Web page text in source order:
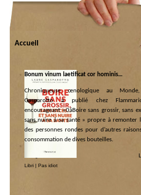
Accueil
Bonum vinum laetificat cor hominis…
Chroniqueuse œnologique au
Gasparotto a publié chez
encourageant «0áBoire sans grossir, sans
sans nuire à sa santé » propre à remonter
des personnes rondes pour d’autres
consommation de dives bouteilles.
Libri | Pas idiot